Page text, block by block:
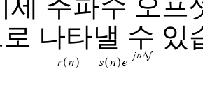
세 주파수 오프
나타낼 수 있